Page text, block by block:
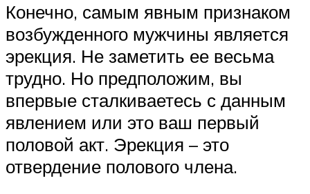
Конечно, самым явным признаком
возбужденного мужчины является
эрекция. Не заметить ее весьма
трудно. Но предположим, вы
впервые сталкиваетесь с данным
явлением или это ваш первый
половой акт. Эрекция – это
отвердение полового члена.